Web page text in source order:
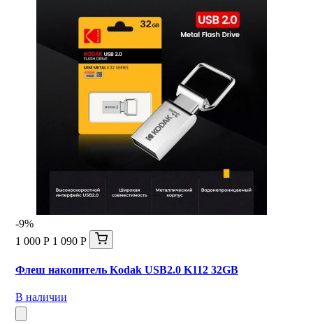
-9%
1 000 Р 1 090 Р
Флеш накопитель Kodak USB2.0 K112 32GB
В наличии